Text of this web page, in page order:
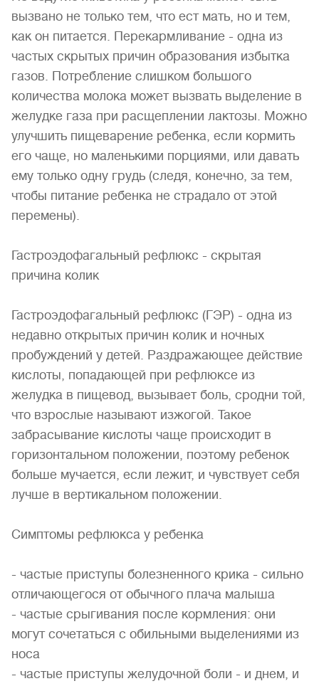
вызвано не только тем, что ест мать, но и тем,
как он питается. Перекармливание - одна из
частых скрытых причин образования избытка
газов. Потребление слишком большого
количества молока может вызвать выделение в
желудке газа при расщеплении лактозы. Можно
улучшить пищеварение ребенка, если кормить
его чаще, но маленькими порциями, или давать
ему только одну грудь (следя, конечно, за тем,
чтобы питание ребенка не страдало от этой
перемены).
Гастроэдофагальный рефлюкс - скрытая
причина колик
Гастроэдофагальный рефлюкс (ГЭР) - одна из
недавно открытых причин колик и ночных
пробуждений у детей. Раздражающее действие
кислоты, попадающей при рефлюксе из
желудка в пищевод, вызывает боль, сродни той,
что взрослые называют изжогой. Такое
забрасывание кислоты чаще происходит в
горизонтальном положении, поэтому ребенок
больше мучается, если лежит, и чувствует себя
лучше в вертикальном положении.
Симптомы рефлюкса у ребенка
- частые приступы болезненного крика - сильно
отличающегося от обычного плача малыша
- частые срыгивания после кормления: они
могут сочетаться с обильными выделениями из
носа
- частые приступы желудочной боли - и днем, и